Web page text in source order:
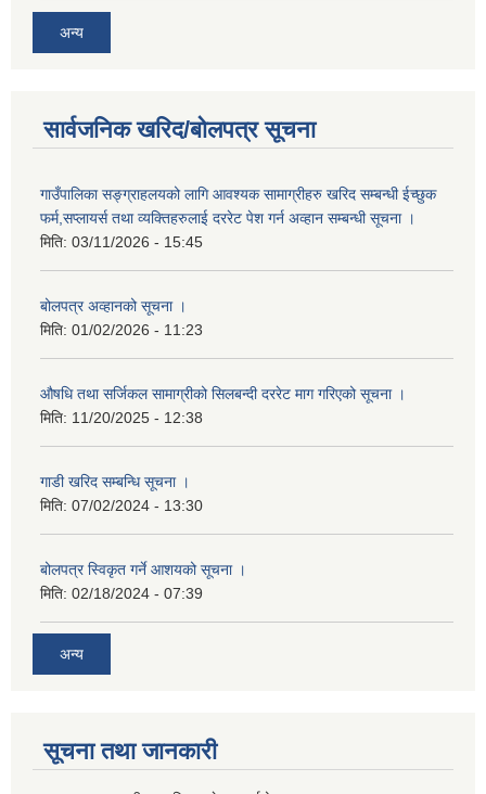
अन्य
सार्वजनिक खरिद/बोलपत्र सूचना
गाउँपालिका सङ्ग्राहलयको लागि आवश्यक सामाग्रीहरु खरिद सम्बन्धी ईच्छुक
फर्म,सप्लायर्स तथा व्यक्तिहरुलाई दररेट पेश गर्न अव्हान सम्बन्धी सूचना ।
मिति: 03/11/2026 - 15:45
बोलपत्र अव्हानको सूचना ।
मिति: 01/02/2026 - 11:23
औषधि तथा सर्जिकल सामाग्रीको सिलबन्दी दररेट माग गरिएको सूचना ।
मिति: 11/20/2025 - 12:38
गाडी खरिद सम्बन्धि सूचना ।
मिति: 07/02/2024 - 13:30
बोलपत्र स्विकृत गर्ने आशयको सूचना ।
मिति: 02/18/2024 - 07:39
अन्य
सूचना तथा जानकारी